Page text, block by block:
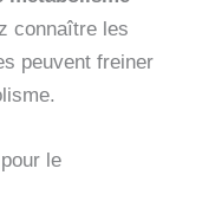
connaître les
peuvent freiner
le